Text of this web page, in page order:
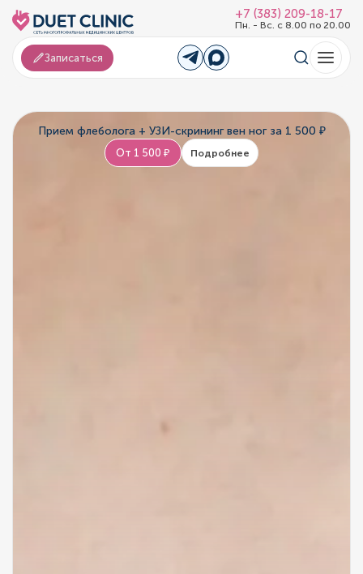
+7 (383) 209-18-17
Пн. - Вс. с 8.00 по 20.00
Записаться
Прием флеболога + УЗИ-скрининг вен ног за 1 500 ₽
От 1 500 ₽ Подробнее